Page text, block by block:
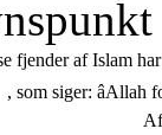
fjender af Islam
, som siger: